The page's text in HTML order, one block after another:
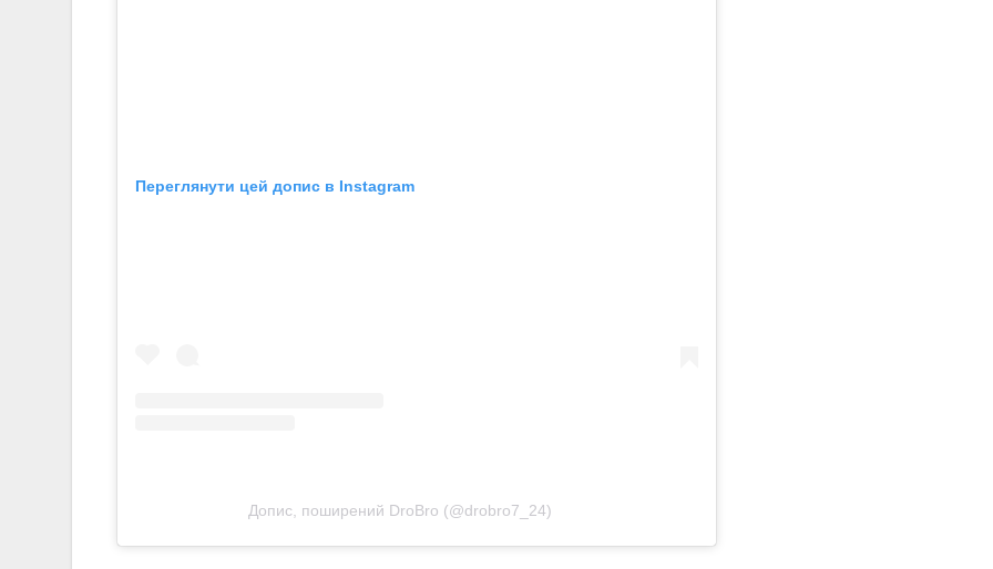
Переглянути цей допис в Instagram
Допис, поширений DroBro (@drobro7_24)